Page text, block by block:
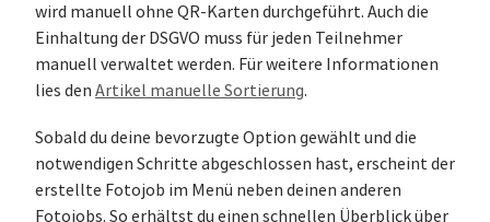
wird manuell ohne QR-Karten durchgeführt. Auch die
Einhaltung der DSGVO muss für jeden Teilnehmer
manuell verwaltet werden. Für weitere Informationen
lies den Artikel manuelle Sortierung.
Sobald du deine bevorzugte Option gewählt und die
notwendigen Schritte abgeschlossen hast, erscheint der
erstellte Fotojob im Menü neben deinen anderen
Fotojobs. So erhältst du einen schnellen Überblick über